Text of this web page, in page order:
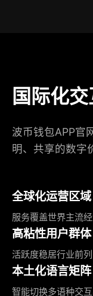
国际化
波币钱包APP官
明、共享的数字
全球化运营区域
服务覆盖世界主流
高粘性用户群体
活跃度稳居行业前
本土化语言矩阵
智能切换多语种交